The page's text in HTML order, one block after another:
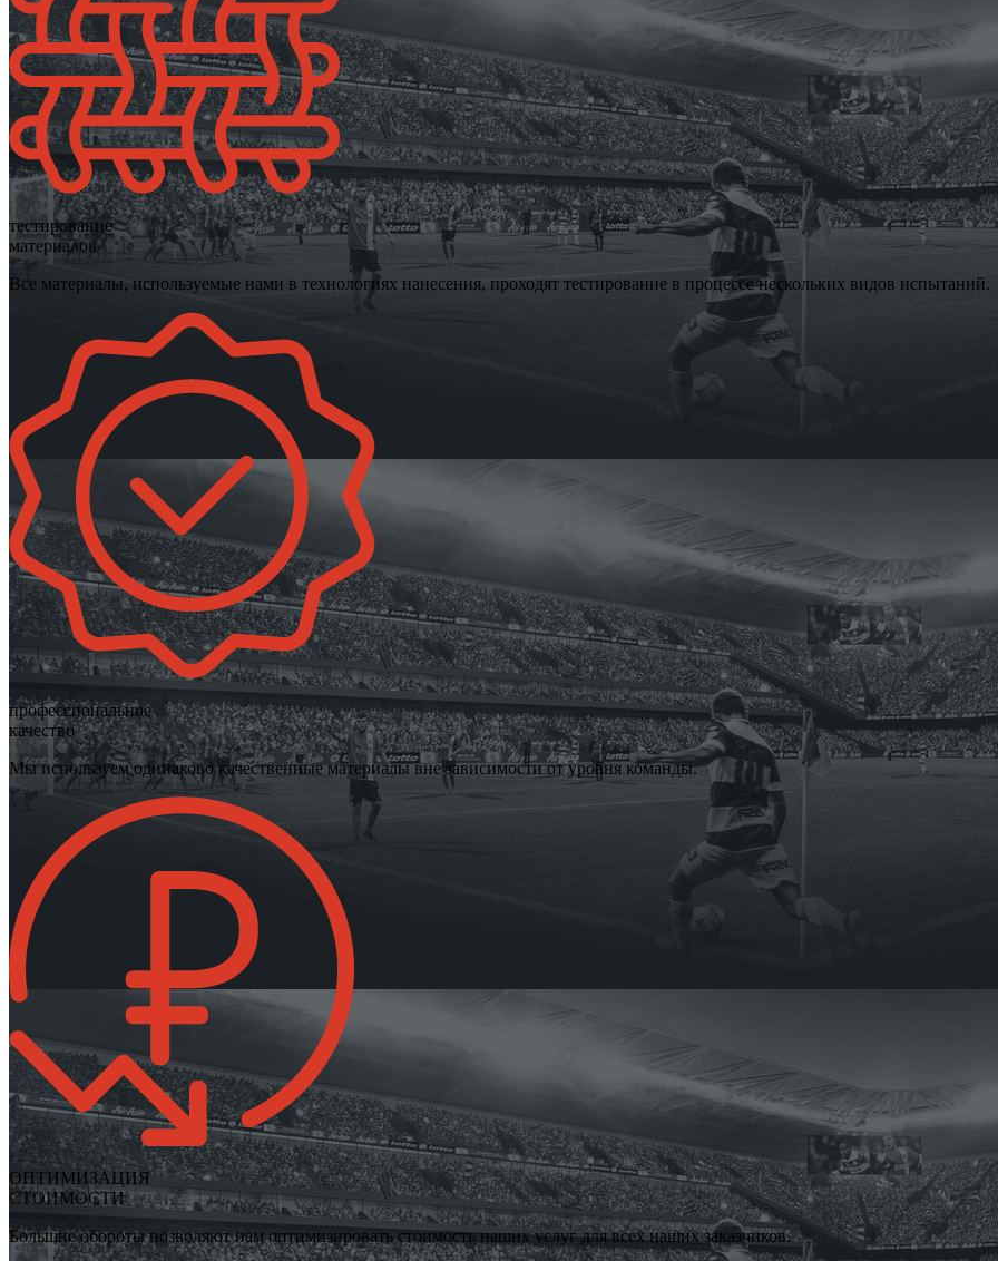
тестирование
материалов
Все материалы, используемые нами в технологиях нанесения, проходят тестирование в процессе нескольких видов испытаний.
профессиональное
качество
Мы используем одинаково качественные материалы вне зависимости от уровня команды.
ОПТИМИЗАЦИЯ
СТОИМОСТИ
Большие обороты позволяют нам оптимизировать стоимость наших услуг для всех наших заказчиков.